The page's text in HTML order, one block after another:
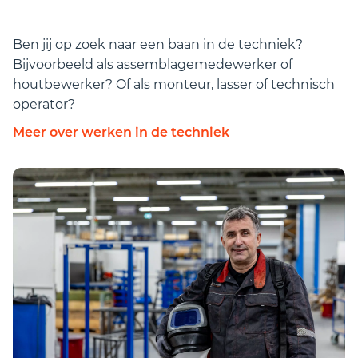
Ben jij op zoek naar een baan in de techniek?
Bijvoorbeeld als assemblagemedewerker of
houtbewerker? Of als monteur, lasser of technisch
operator?
Meer over werken in de techniek